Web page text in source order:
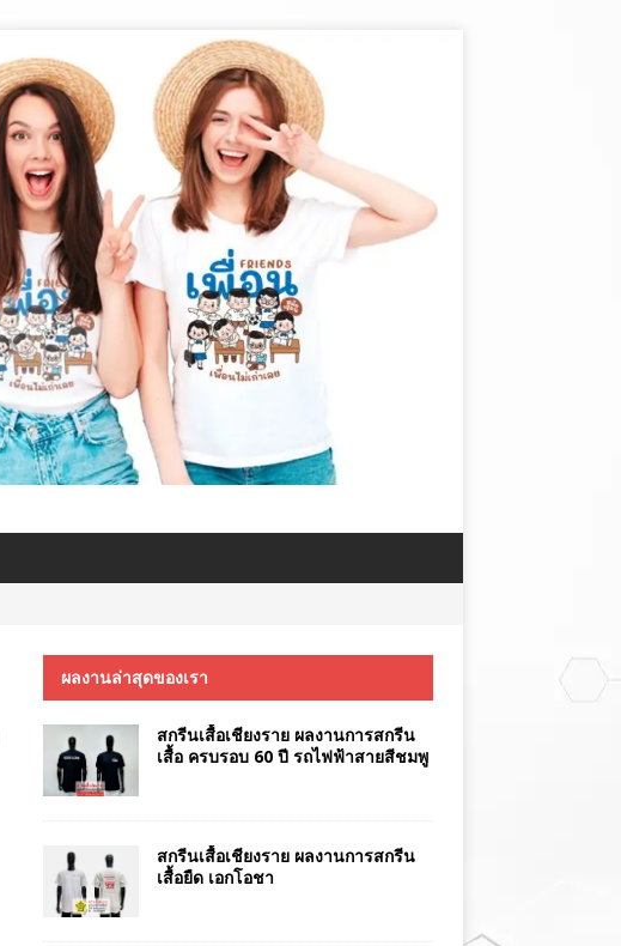
ผลงานล่าสุดของเรา
สกรีนเสื้อเชียงราย ผลงานการสกรีน
เสื้อ ครบรอบ 60 ปี รถไฟฟ้าสายสีชมพู
สกรีนเสื้อเชียงราย ผลงานการสกรีน
เสื้อยืด เอกโอชา